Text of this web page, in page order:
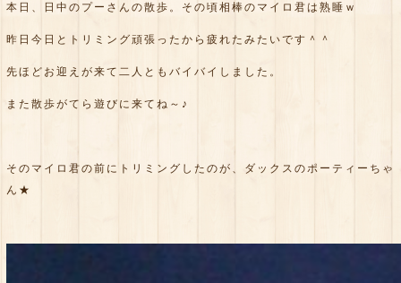
本日、日中のプーさんの散歩。その頃相棒のマイロ君は熟睡ｗ
昨日今日とトリミング頑張ったから疲れたみたいです＾＾
先ほどお迎えが来て二人ともバイバイしました。
また散歩がてら遊びに来てね～♪
そのマイロ君の前にトリミングしたのが、ダックスのポーティーちゃ
ん★